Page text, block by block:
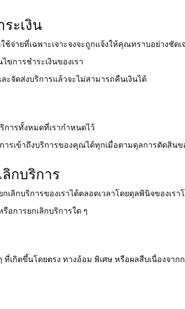
ะเงิน
ช้จ่ายที่เฉพาะเจาะจงจะถูกแจ้งให้คุณทราบอย่างชัด
ขการชำระเงินของเรา
ะจัดส่งบริการแล้วจะไม่สามารถคืนเงินได้
ารทั้งหมดที่เรากำหนดไว้
ารเข้าถึงบริการของคุณได้ทุกเมื่อตามดุลการตัดสินข
กบริการ
ลิกบริการของเราได้ตลอดเวลาโดยดุลพินิจของเรา
อการยกเลิกบริการใด ๆ
เกิดขึ้นโดยตรง ทางอ้อม พิเศษ หรือผลสืบเนื่องจาก